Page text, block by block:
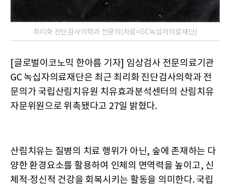
최리화 진단검사의학과 전문의(자료=GC녹십자의료재단)
[글로벌이코노믹 한아름 기자] 임상검사 전문의료기관
GC 녹십자의료재단은 최근 최리화 진단검사의학과 전
문의가 국립산림치유원 치유효과분석센터의 산림치유
자문위원으로 위촉됐다고 27일 밝혔다.
산림치유는 질병의 치료 행위가 아닌, 숲에 존재하는 다
양한 환경요소를 활용하여 인체의 면역력을 높이고, 신
체적∙정신적 건강을 회복시키는 활동을 의미한다. 국립